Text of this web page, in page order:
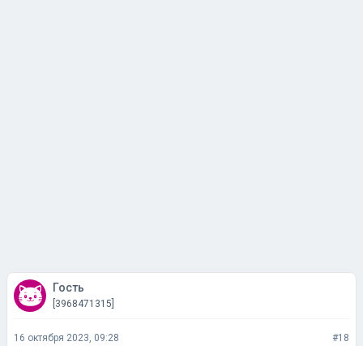
Гость
[3968471315]
16 октября 2023, 09:28 #18